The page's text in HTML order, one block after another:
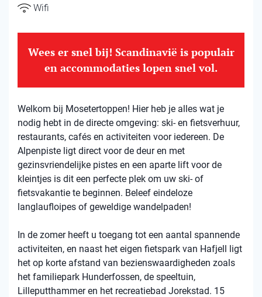
Wifi
Wees er snel bij! Scandinavië is populair
en accommodaties lopen snel vol.
Welkom bij Mosetertoppen! Hier heb je alles wat je
nodig hebt in de directe omgeving: ski- en fietsverhuur,
restaurants, cafés en activiteiten voor iedereen. De
Alpenpiste ligt direct voor de deur en met
gezinsvriendelijke pistes en een aparte lift voor de
kleintjes is dit een perfecte plek om uw ski- of
fietsvakantie te beginnen. Beleef eindeloze
langlaufloipes of geweldige wandelpaden!
In de zomer heeft u toegang tot een aantal spannende
activiteiten, en naast het eigen fietspark van Hafjell ligt
het op korte afstand van bezienswaardigheden zoals
het familiepark Hunderfossen, de speeltuin,
Lilleputthammer en het recreatiebad Jorekstad. 15